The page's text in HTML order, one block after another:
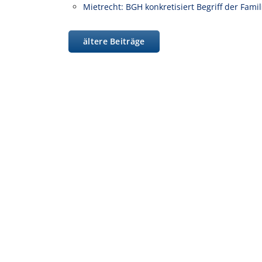
Mietrecht: BGH konkretisiert Begriff der
ältere Beiträge